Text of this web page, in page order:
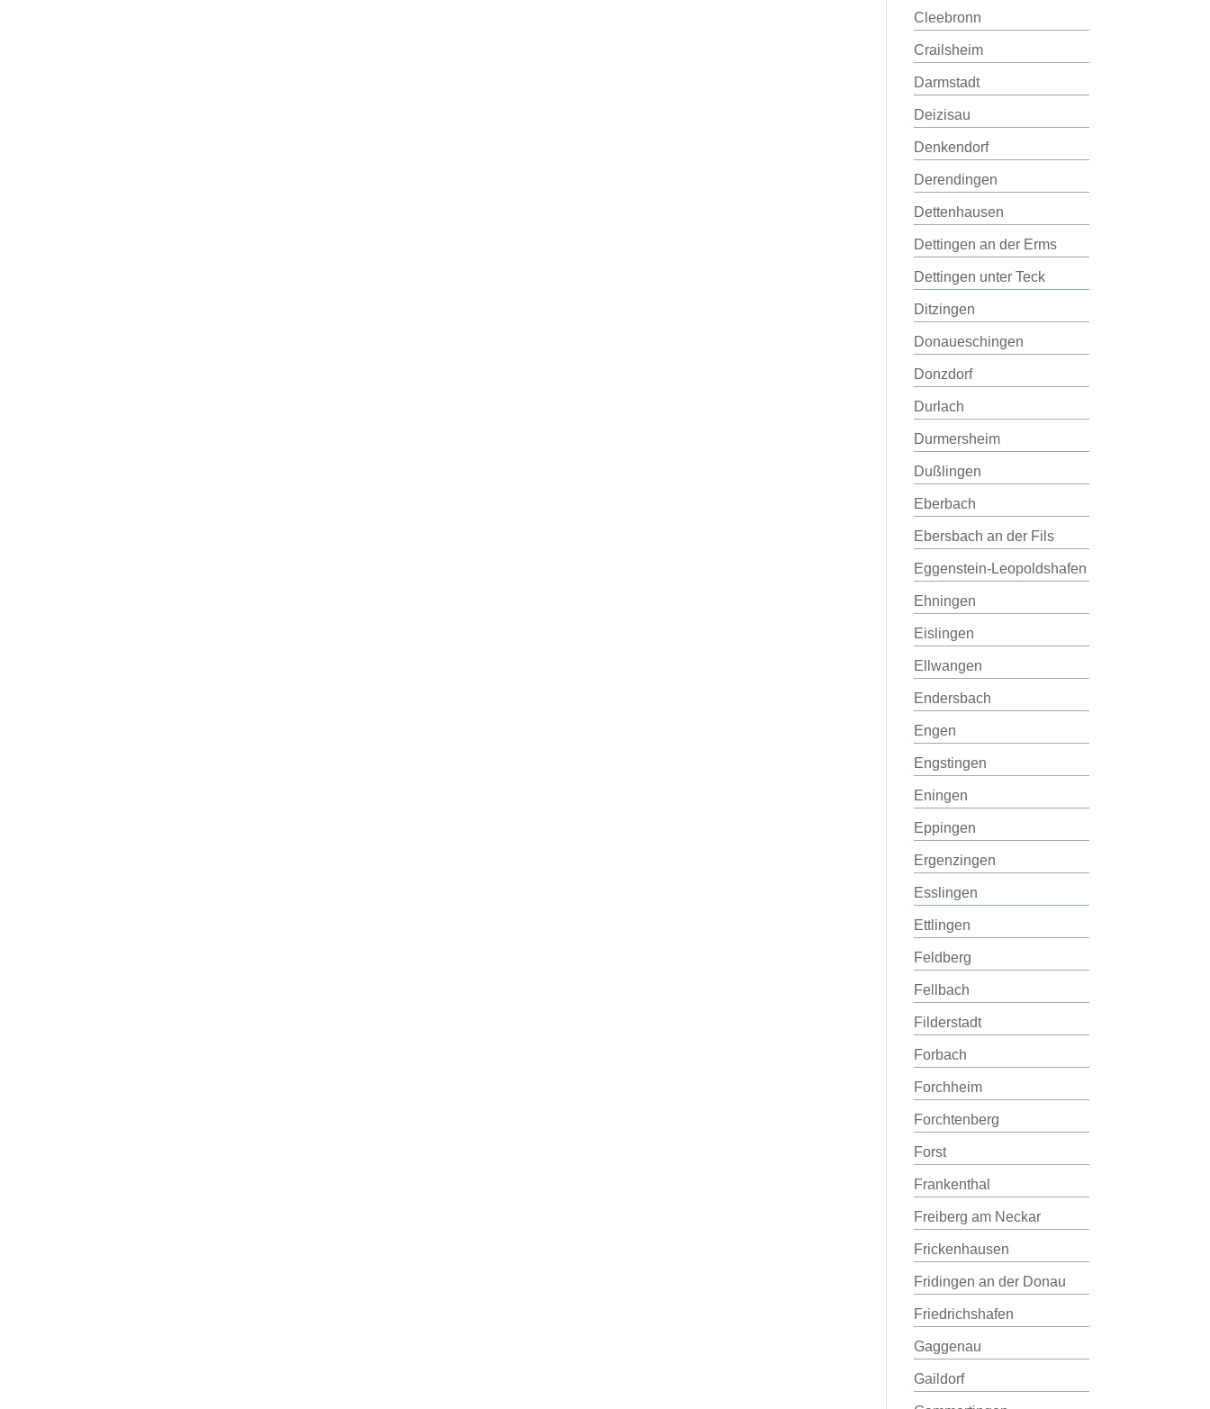
Cleebronn
Crailsheim
Darmstadt
Deizisau
Denkendorf
Derendingen
Dettenhausen
Dettingen an der Erms
Dettingen unter Teck
Ditzingen
Donaueschingen
Donzdorf
Durlach
Durmersheim
Dußlingen
Eberbach
Ebersbach an der Fils
Eggenstein-Leopoldshafen
Ehningen
Eislingen
Ellwangen
Endersbach
Engen
Engstingen
Eningen
Eppingen
Ergenzingen
Esslingen
Ettlingen
Feldberg
Fellbach
Filderstadt
Forbach
Forchheim
Forchtenberg
Forst
Frankenthal
Freiberg am Neckar
Frickenhausen
Fridingen an der Donau
Friedrichshafen
Gaggenau
Gaildorf